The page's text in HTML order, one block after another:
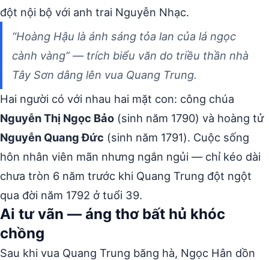
đột nội bộ với anh trai Nguyễn Nhạc.
“Hoàng Hậu là ánh sáng tỏa lan của lá ngọc
cành vàng” — trích biểu văn do triều thần nhà
Tây Sơn dâng lên vua Quang Trung.
Hai người có với nhau hai mặt con: công chúa
Nguyễn Thị Ngọc Bảo (sinh năm 1790) và hoàng tử
Nguyễn Quang Đức (sinh năm 1791). Cuộc sống
hôn nhân viên mãn nhưng ngắn ngủi — chỉ kéo dài
chưa tròn 6 năm trước khi Quang Trung đột ngột
qua đời năm 1792 ở tuổi 39.
Ai tư vãn — áng thơ bất hủ khóc
chồng
Sau khi vua Quang Trung băng hà, Ngọc Hân dồn